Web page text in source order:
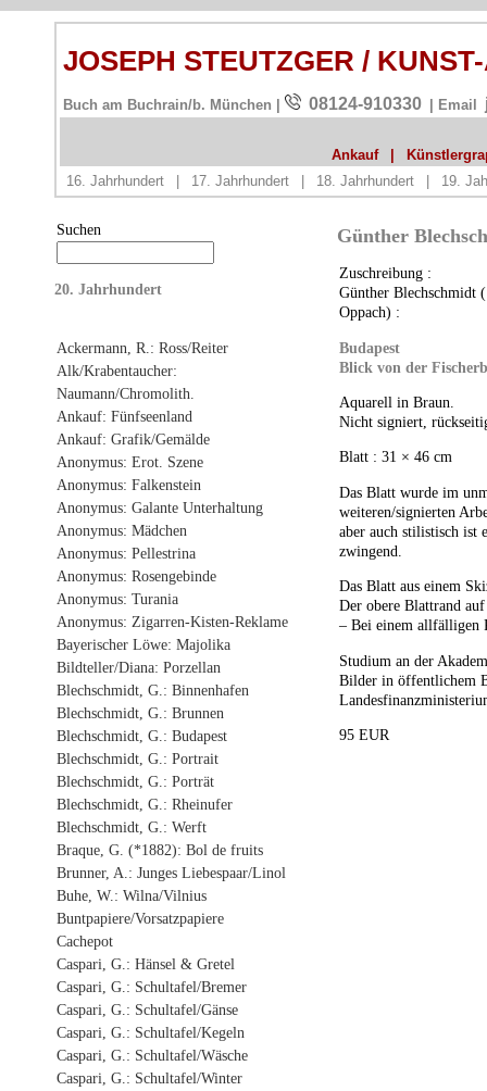
JOSEPH STEUTZGER /
Buch am Buchrain/b. München | 08124-910330 | Email
Ankauf
16. Jahrhundert
17. Jahrhundert 18. Jahrhundert 19.
Suchen
20. Jahrhundert
Ackermann, R.: Ross/Reiter
Alk/Krabentaucher:
Naumann/Chromolith.
Ankauf: Fünfseenland
Ankauf: Grafik/Gemälde
Anonymus: Erot. Szene
Anonymus: Falkenstein
Anonymus: Galante Unterhaltung
Anonymus: Mädchen
Anonymus: Pellestrina
Anonymus: Rosengebinde
Anonymus: Turania
Anonymus: Zigarren-Kisten-Reklame
Bayerischer Löwe: Majolika
Bildteller/Diana: Porzellan
Blechschmidt, G.: Binnenhafen
Blechschmidt, G.: Brunnen
Blechschmidt, G.: Budapest
Blechschmidt, G.: Portrait
Blechschmidt, G.: Porträt
Blechschmidt, G.: Rheinufer
Blechschmidt, G.: Werft
Braque, G. (*1882): Bol de fruits
Brunner, A.: Junges Liebespaar/Linol
Buhe, W.: Wilna/Vilnius
Buntpapiere/Vorsatzpapiere
Cachepot
Caspari, G.: Hänsel & Gretel
Caspari, G.: Schultafel/Bremer
Caspari, G.: Schultafel/Gänse
Caspari, G.: Schultafel/Kegeln
Caspari, G.: Schultafel/Wäsche
Caspari, G.: Schultafel/Winter
Günther
Zuschreibung :
Günther Blechschmidt
Oppach) :
Budapest
Blick von der
Aquarell in Braun.
Nicht signiert,
Blatt : 31 × 46 cm
Das Blatt wurde im
weiteren/signierten
aber auch stilistisch ist
zwingend.
Das Blatt aus einem
Der obere Blattrand
– Bei einem allfälligen
Studium an der
Bilder in öffentlichem
95 EUR